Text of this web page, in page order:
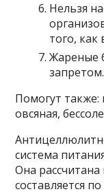
Нельзя
того, как
Жареные
запретом.
Помогут также:
овсяная,
система
Она
составляется